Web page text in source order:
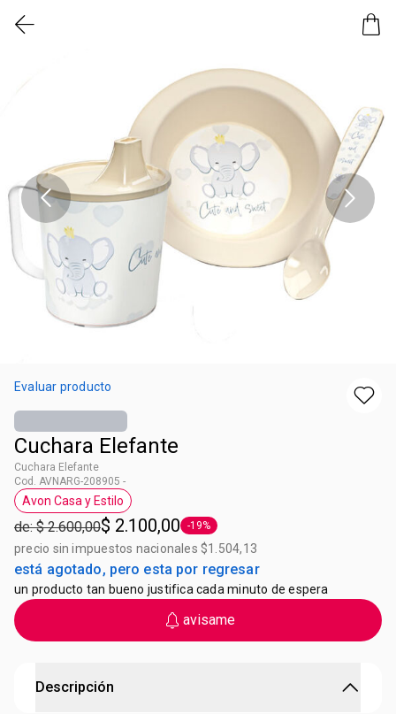
Evaluar producto
Cuchara Elefante
Cuchara Elefante
Cod. AVNARG-208905 -
Etiqueta Avon Casa y Estilo
Avon Casa y Estilo
de: $ 2.600,00$ 2.100,00 Etiqueta -19%
-19%
precio sin impuestos nacionales $1.504,13
está agotado, pero esta por regresar
un producto tan bueno justifica cada minuto de espera
avisame
Descripción